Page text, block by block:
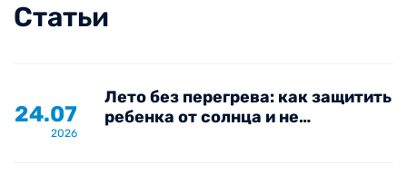
Статьи
24.07
2026
Лето без перегрева: как защитить
ребенка от солнца и не